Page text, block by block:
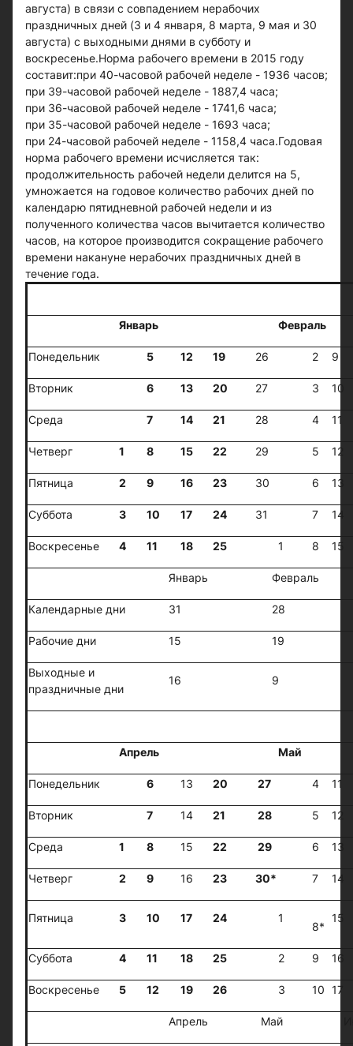
августа) в связи с совпадением нерабочих
праздничных дней (3 и 4 января, 8 марта, 9 мая и 30
августа) с выходными днями в субботу и
воскресенье.Норма рабочего времени в 2015 году
составит:при 40-часовой рабочей неделе - 1936 часов;
при 39-часовой рабочей неделе - 1887,4 часа;
при 36-часовой рабочей неделе - 1741,6 часа;
при 35-часовой рабочей неделе - 1693 часа;
при 24-часовой рабочей неделе - 1158,4 часа.Годовая
норма рабочего времени исчисляется так:
продолжительность рабочей недели делится на 5,
умножается на годовое количество рабочих дней по
календарю пятидневной рабочей недели и из
полученного количества часов вычитается количество
часов, на которое производится сокращение рабочего
времени накануне нерабочих праздничных дней в
течение года.
Январь Февраль
Понедельник 5 12 19 26 2 9
Вторник 6 13 20 27 3 10
Среда 7 14 21 28 4 11
Четверг 1 8 15 22 29 5 12
Пятница 2 9 16 23 30 6 13
Суббота 3 10 17 24 31 7 14
Воскресенье 4 11 18 25 1 8 15
Январь Февраль
Календарные дни 31 28
Рабочие дни 15 19
Выходные и
праздничные дни
16 9
Апрель Май
Понедельник 6 13 20 27 4 11
Вторник 7 14 21 28 5 12
Среда 1 8 15 22 29 6 13
Четверг 2 9 16 23 30* 7 14
Пятница 3 10 17 24 1
8*
15
Суббота 4 11 18 25 2 9 16
Воскресенье 5 12 19 26 3 10 17
Апрель Май